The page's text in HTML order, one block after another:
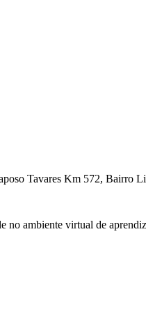
Tavares Km 572, Bairro
ambiente virtual de